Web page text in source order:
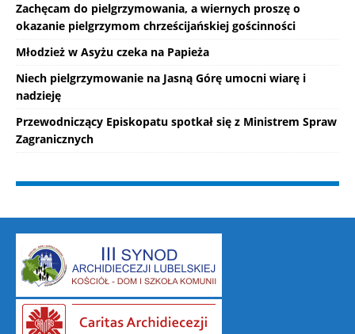
Zachęcam do pielgrzymowania, a wiernych proszę o
okazanie pielgrzymom chrześcijańskiej gościnności
Młodzież w Asyżu czeka na Papieża
Niech pielgrzymowanie na Jasną Górę umocni wiarę i
nadzieję
Przewodniczący Episkopatu spotkał się z Ministrem Spraw
Zagranicznych